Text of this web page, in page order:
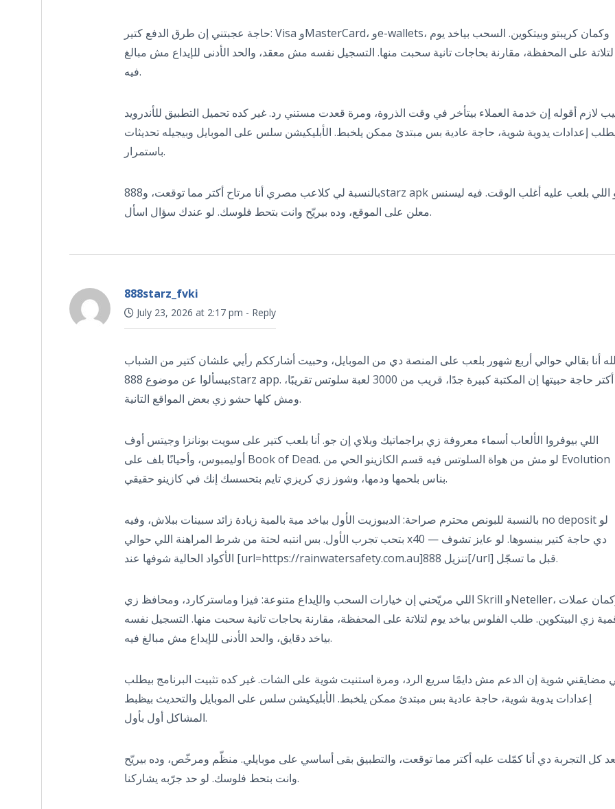
حاجة عجبتني إن طرق الدفع كتير: Visa وMasterCard، وe-wallets، وكمان كريبتو وبيتكوين. السحب بياخد يوم
لتلاتة على المحفظة، مقارنة بحاجات تانية سحبت منها. التسجيل نفسه مش معقد، والحد الأدنى للإيداع مش مبالغ
فيه.
لازم أقوله إن خدمة العملاء بيتأخر في وقت الذروة، ومرة قعدت مستني رد. غير كده تحميل التطبيق للأندرويد
إعدادات يدوية شوية، حاجة عادية بس مبتدئ ممكن يلخبط. الأبليكيشن سلس على الموبايل وبيجيله تحديثات
باستمرار.
بالنسبة لي كلاعب مصري أنا مرتاح أكتر مما توقعت، و888starz apk هو اللي بلعب عليه أغلب الوقت. فيه ليسنس
معلن على الموقع، وده بيريّح وانت بتحط فلوسك. لو عندك سؤال اسأل.
888starz_fvki
July 23, 2026 at 2:17 pm - Reply
أنا بقالي حوالي أربع شهور بلعب على المنصة دي من الموبايل، وحبيت أشارككم رأيي علشان كتير من الشباب
بيسألوا عن موضوع 888starz app. أكتر حاجة حبيتها إن المكتبة كبيرة جدًا، قريب من 3000 لعبة سلوتس تقريبًا،
ومش كلها حشو زي بعض المواقع التانية.
اللي بيوفروا الألعاب أسماء معروفة زي براجماتيك وبلاي إن جو. أنا بلعب كتير على سويت بونانزا وجيتس أوف
أوليمبوس، وأحيانًا بلف على Book of Dead. لو مش من هواة السلوتس فيه قسم الكازينو الحي من Evolution
بناس بلحمها ودمها، وشوز زي كريزي تايم بتحسسك إنك في كازينو حقيقي.
بالنسبة للبونص محترم صراحة: الديبوزيت الأول بياخد مية بالمية زيادة زائد سبينات ببلاش، وفيه no deposit لو
بتحب تجرب الأول. بس انتبه لحتة من شرط المراهنة اللي حوالي x40 — دي حاجة كتير بينسوها. لو عايز تشوف
الأكواد الحالية شوفها عند [url=https://rainwatersafety.com.au]تنزيل 888[/url] قبل ما تسجّل.
اللي مريّحني إن خيارات السحب والإيداع متنوعة: فيزا وماستركارد، ومحافظ زي Skrill وNeteller، وكمان عملات
زي البيتكوين. طلب الفلوس بياخد يوم لتلاتة على المحفظة، مقارنة بحاجات تانية سحبت منها. التسجيل نفسه
بياخد دقايق، والحد الأدنى للإيداع مش مبالغ فيه.
مضايقني شوية إن الدعم مش دايمًا سريع الرد، ومرة استنيت شوية على الشات. غير كده تثبيت البرنامج بيطلب
إعدادات يدوية شوية، حاجة عادية بس مبتدئ ممكن يلخبط. الأبليكيشن سلس على الموبايل والتحديث بيظبط
المشاكل أول بأول.
كل التجربة دي أنا كمّلت عليه أكتر مما توقعت، والتطبيق بقى أساسي على موبايلي. منظّم ومرخّص، وده بيريّح
وانت بتحط فلوسك. لو حد جرّبه يشاركنا.